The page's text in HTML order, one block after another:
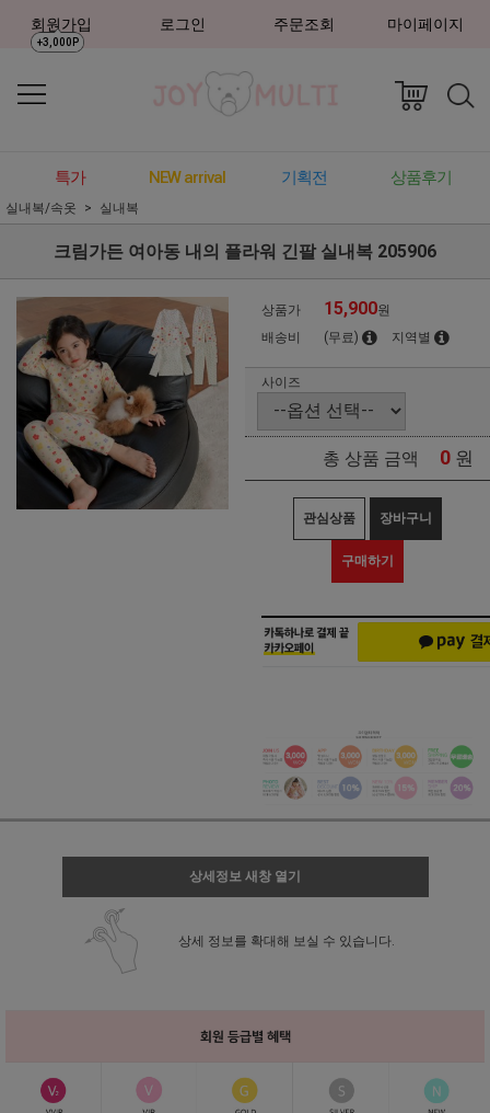
회원가입
+3,000P
로그인 주문조회 마이페이지
특가 NEW arrival 기획전 상품후기
실내복/속옷 실내복
크림가든 여아동 내의 플라워 긴팔 실내복 205906
상품가 15,900원
배송비
(무료) 지역별
사이즈
총 상품 금액 0 원
관심상품 장바구니
구매하기
상세정보 새창 열기
상세 정보를 확대해 보실 수 있습니다.